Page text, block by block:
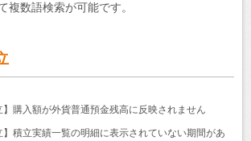
複数語検索が可能です。
】購入額が外貨普通預金残高に反映されません
】積立実績一覧の明細に表示されていない期間があ